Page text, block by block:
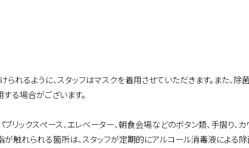
れるように、スタッフはマスクを着用させていただきます。また、
する場合がございます。
ックスペース、エレベーター、朝食会場などのボタン類、手摺り、カ
が触れられる箇所は、スタッフが定期的にアルコール消毒液による除